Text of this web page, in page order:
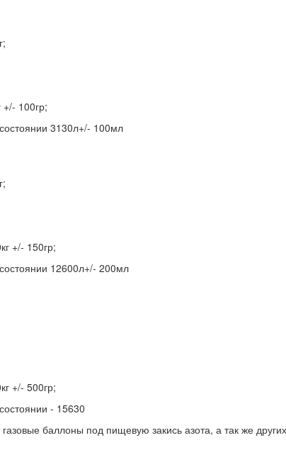
100гр;
3130л+/- 100мл
+/- 150гр;
12600л+/- 200мл
+/- 500гр;
- 15630
баллоны под пищевую закись азота, а так же